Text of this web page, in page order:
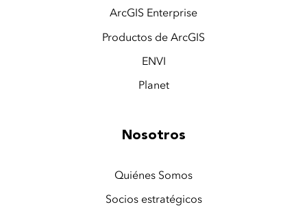
ArcGIS Enterprise
Productos de ArcGIS
ENVI
Planet
Nosotros
Quiénes Somos
Socios estratégicos